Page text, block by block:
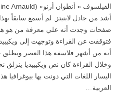
أشد من جادل لابنيتز. لم أسمع سابقاً
صفحات وجدت أنه علي معرفة من هو هذا
فتوقفت عن القراءة وتوجهت إلى
أنه من أشهر فلاسفة هذا العصر ويطلق
وخلال القراءة كان نص ويكيبيديا
اليسار اللغات التي دونت بها بيوغرافيا
العربية…